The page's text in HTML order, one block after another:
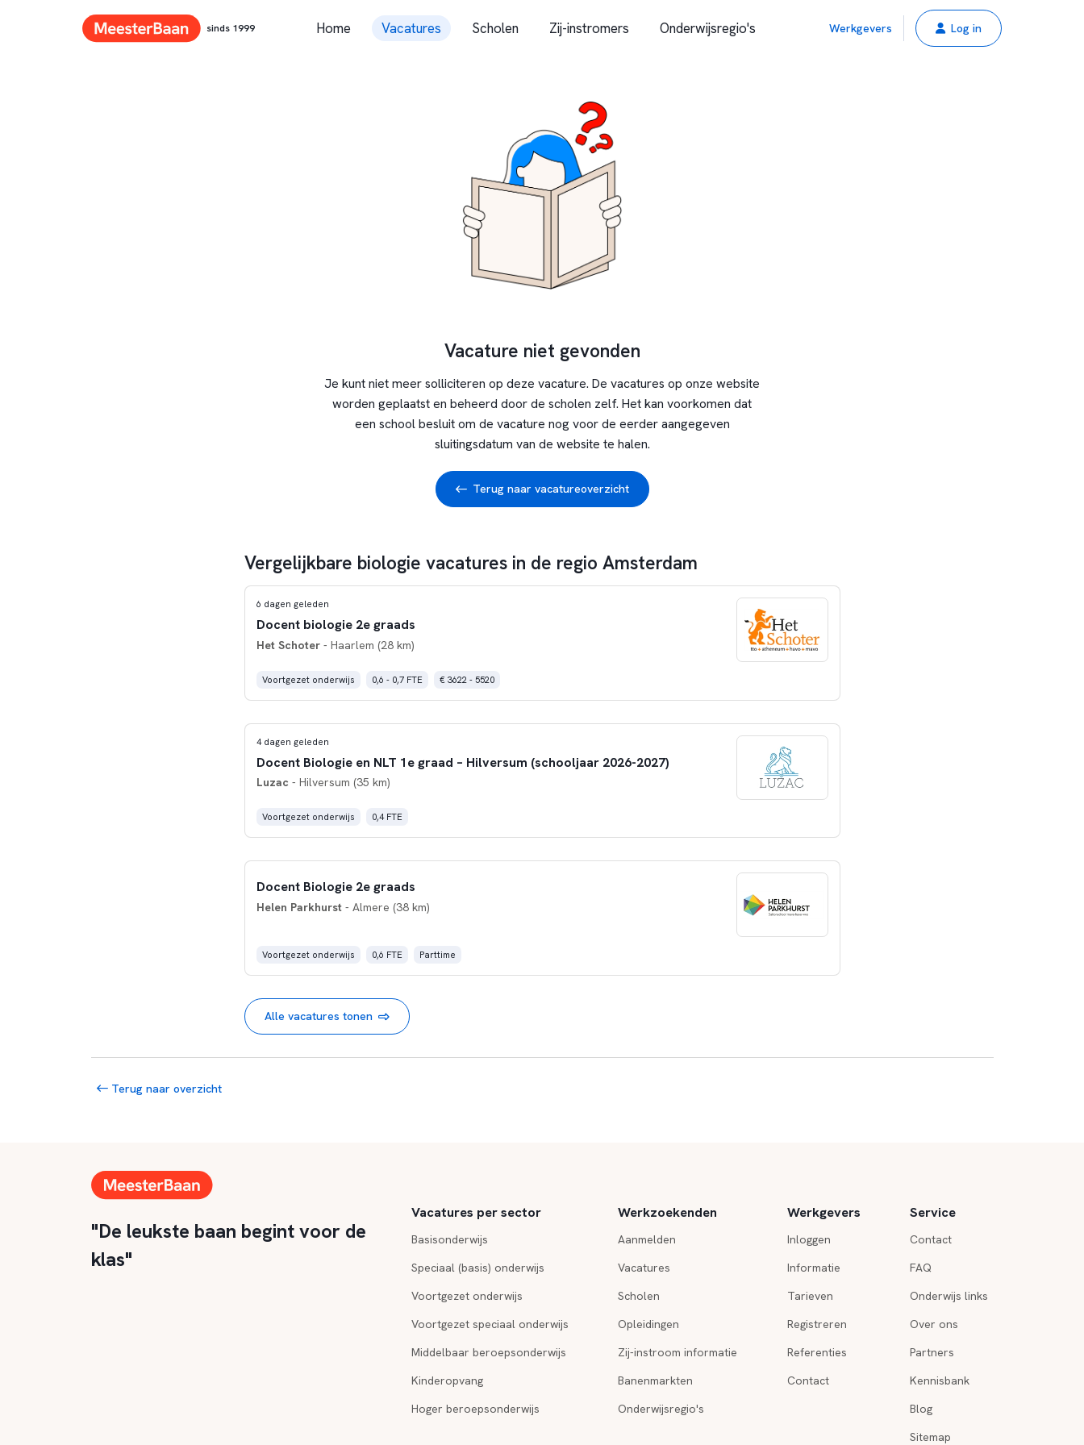
sinds 1999 Home Vacatures Scholen Zij-instromers Onderwijsregio's Werkgevers Log in
Vacature niet gevonden
Je kunt niet meer solliciteren op deze vacature. De vacatures op onze website
worden geplaatst en beheerd door de scholen zelf. Het kan voorkomen dat
een school besluit om de vacature nog voor de eerder aangegeven
sluitingsdatum van de website te halen.
Terug naar vacatureoverzicht
Vergelijkbare biologie vacatures in de regio Amsterdam
6 dagen geleden
Docent biologie 2e graads
Het Schoter- Haarlem (28 km)
Voortgezet onderwijs 0,6 - 0,7 FTE € 3622 - 5520
4 dagen geleden
Docent Biologie en NLT 1e graad – Hilversum (schooljaar 2026-2027)
Luzac - Hilversum (35 km)
Voortgezet onderwijs 0,4 FTE
Docent Biologie 2e graads
Helen Parkhurst- Almere (38 km)
Voortgezet onderwijs 0,6 FTE Parttime
Alle vacatures tonen
Terug naar overzicht
"De leukste baan begint voor de
klas"
Vacatures per sector
Basisonderwijs
Speciaal (basis) onderwijs
Voortgezet onderwijs
Voortgezet speciaal onderwijs
Middelbaar beroepsonderwijs
Kinderopvang
Hoger beroepsonderwijs
Werkzoekenden
Aanmelden
Vacatures
Scholen
Opleidingen
Zij-instroom informatie
Banenmarkten
Onderwijsregio's
Werkgevers
Inloggen
Informatie
Tarieven
Registreren
Referenties
Contact
Service
Contact
FAQ
Onderwijs links
Over ons
Partners
Kennisbank
Blog
Sitemap